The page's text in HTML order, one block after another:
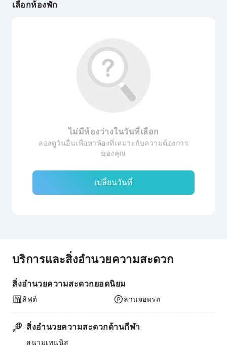
เลือกห้องพัก
ไม่มีห้องว่างในวันที่เลือก
ลองดูวันอื่นเพื่อหาห้องที่เหมาะกับความต้องการ
ของคุณ
เปลี่ยนวันที่
บริการและสิ่งอำนวยความสะดวก
สิ่งอำนวยความสะดวกยอดนิยม
ลิฟต์ ลานจอดรถ
สิ่งอำนวยความสะดวกด้านกีฬา
สนามเทนนิส